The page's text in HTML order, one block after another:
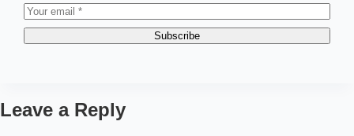
Subscribe
Leave a Reply